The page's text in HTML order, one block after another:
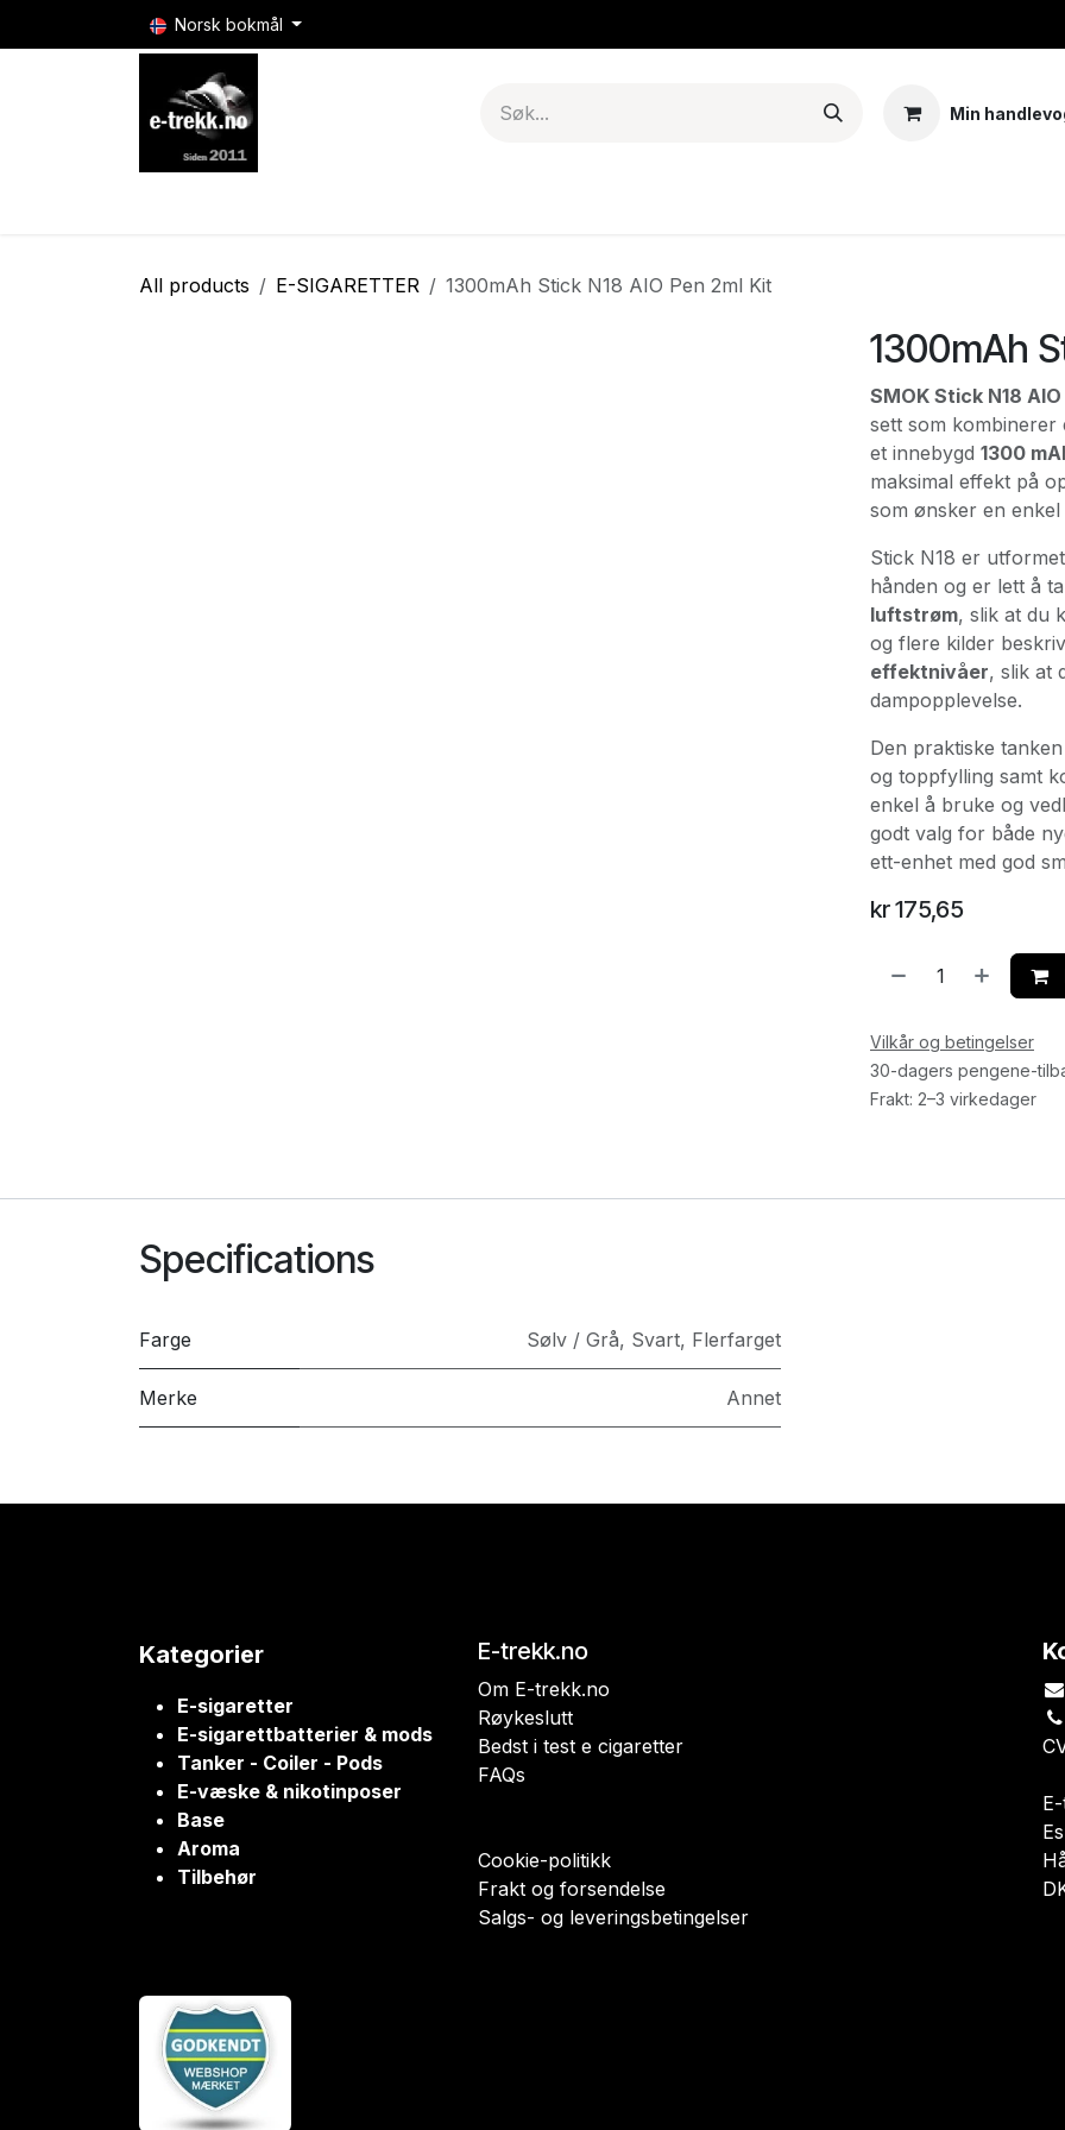
Norsk bokmål
Min
All products E-SIGARETTER 1300mAh Stick N18 AIO Pen 2ml Kit
1300mAh
SMOK Stick N18 AIO
sett som kombinerer
et innebygd 1300
maksimal effekt på
som ønsker en
Stick N18 er
hånden og er lett å
luftstrøm, slik at du
og flere kilder
effektnivåer, slik at
dampopplevelse.
Den praktiske
og toppfylling samt
enkel å bruke og
godt valg for både
ett-enhet med god
kr175,65
Vilkår og betingelser
30-dagers pengene-
Frakt: 2–3 virkedager
Specifications
Farge Sølv / Grå, Svart, Flerfarget
Merke Annet
Kategorier
E-sigaretter
E-sigarettbatterier & mods
Tanker - Coiler - Pods
E-væske & nikotinposer
Base
Aroma
Tilbehør
E-trekk.no
Om E-trekk.no
Røykeslutt
Bedst i test e cigaretter
FAQs
Cookie-politikk
Frakt og forsendelse
Salgs- og leveringsbetingelser